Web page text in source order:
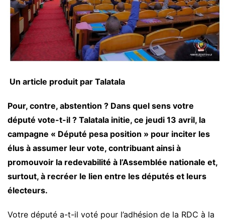
Un article produit par Talatala
Pour, contre, abstention ? Dans quel sens votre
député vote-t-il ? Talatala initie, ce jeudi 13 avril, la
campagne « Député pesa position » pour inciter les
élus à assumer leur vote, contribuant ainsi à
promouvoir la redevabilité à l’Assemblée nationale et,
surtout, à recréer le lien entre les députés et leurs
électeurs.
Votre député a-t-il voté pour l’adhésion de la RDC à la